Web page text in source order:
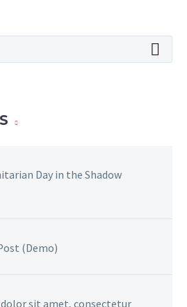
Day in the Shadow
(Demo)
sit amet, consectetur